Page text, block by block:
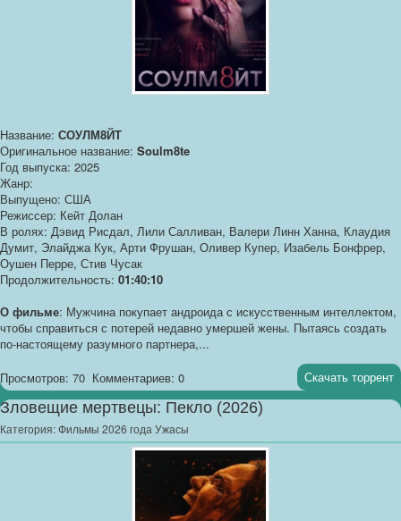
Название: СОУЛМ8ЙТ
Оригинальное название: Soulm8te
Год выпуска: 2025
Жанр:
Выпущено: США
Режиссер: Кейт Долан
В ролях: Дэвид Рисдал, Лили Салливан, Валери Линн Ханна, Клаудия
Думит, Элайджа Кук, Арти Фрушан, Оливер Купер, Изабель Бонфрер,
Оушен Перре, Стив Чусак
Продолжительность: 01:40:10
О фильме: Мужчина покупает андроида с искусственным интеллектом,
чтобы справиться с потерей недавно умершей жены. Пытаясь создать
по-настоящему разумного партнера,...
Просмотров: 70 Комментариев: 0 Скачать торрент
Зловещие мертвецы: Пекло (2026)
Категория:Фильмы 2026 года Ужасы